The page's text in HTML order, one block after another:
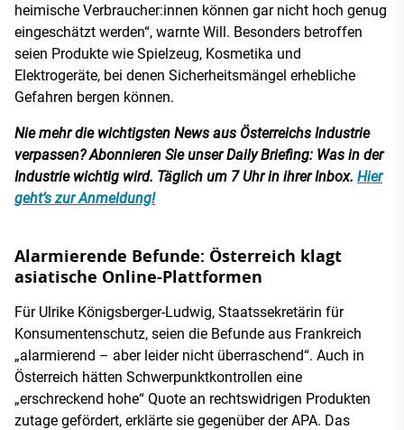
heimische Verbraucher:innen können gar nicht hoch genug
eingeschätzt werden“, warnte Will. Besonders betroffen
seien Produkte wie Spielzeug, Kosmetika und
Elektrogeräte, bei denen Sicherheitsmängel erhebliche
Gefahren bergen können.
Nie mehr die wichtigsten News aus Österreichs Industrie
verpassen? Abonnieren Sie unser Daily Briefing: Was in der
Industrie wichtig wird. Täglich um 7 Uhr in ihrer Inbox. Hier
geht’s zur Anmeldung!
Alarmierende Befunde: Österreich klagt
asiatische Online-Plattformen
Für Ulrike Königsberger-Ludwig, Staatssekretärin für
Konsumentenschutz, seien die Befunde aus Frankreich
„alarmierend – aber leider nicht überraschend“. Auch in
Österreich hätten Schwerpunktkontrollen eine
„erschreckend hohe“ Quote an rechtswidrigen Produkten
zutage gefördert, erklärte sie gegenüber der APA. Das